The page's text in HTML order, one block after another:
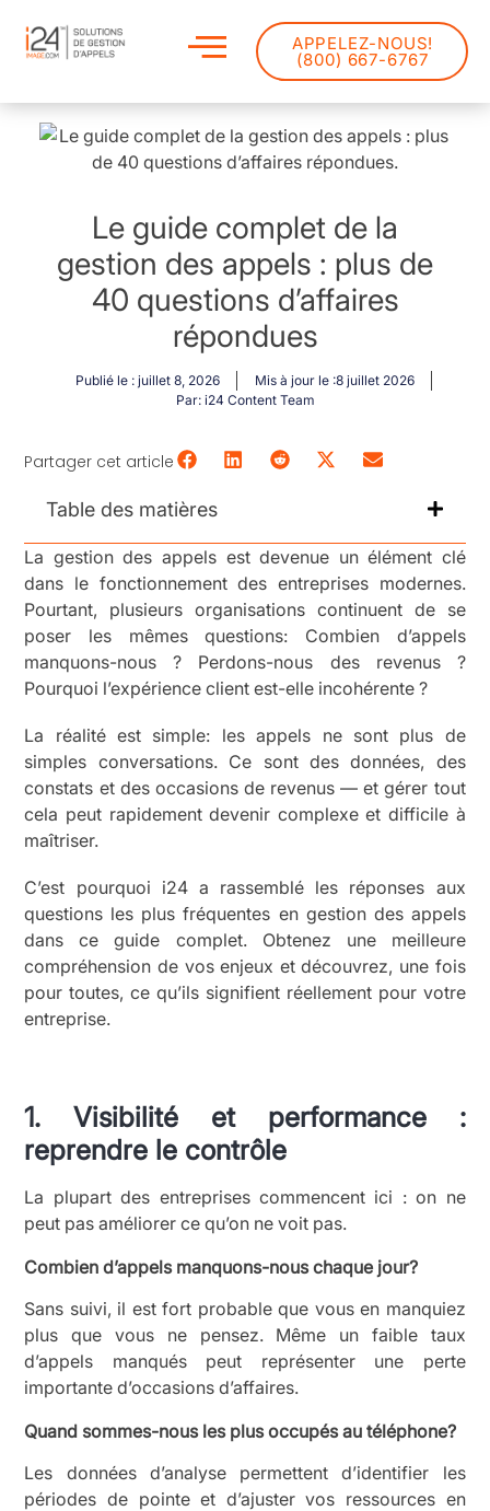
APPELEZ-NOUS!
(800) 667-6767
Le guide complet de la
gestion des appels : plus de
40 questions d’affaires
répondues
Publié le : juillet 8, 2026
Mis à jour le :8 juillet 2026
Par: i24 Content Team
Partager cet article
Table des matières
La gestion des appels est devenue un élément clé
dans le fonctionnement des entreprises modernes.
Pourtant, plusieurs organisations continuent de se
poser les mêmes questions: Combien d’appels
manquons-nous ? Perdons-nous des revenus ?
Pourquoi l’expérience client est-elle incohérente ?
La réalité est simple: les appels ne sont plus de
simples conversations. Ce sont des données, des
constats et des occasions de revenus — et gérer tout
cela peut rapidement devenir complexe et difficile à
maîtriser.
C’est pourquoi i24 a rassemblé les réponses aux
questions les plus fréquentes en gestion des appels
dans ce guide complet. Obtenez une meilleure
compréhension de vos enjeux et découvrez, une fois
pour toutes, ce qu’ils signifient réellement pour votre
entreprise.
1. Visibilité et performance :
reprendre le contrôle
La plupart des entreprises commencent ici : on ne
peut pas améliorer ce qu’on ne voit pas.
Combien d’appels manquons-nous chaque jour?
Sans suivi, il est fort probable que vous en manquiez
plus que vous ne pensez. Même un faible taux
d’appels manqués peut représenter une perte
importante d’occasions d’affaires.
Quand sommes-nous les plus occupés au téléphone?
Les données d’analyse permettent d’identifier les
périodes de pointe et d’ajuster vos ressources en